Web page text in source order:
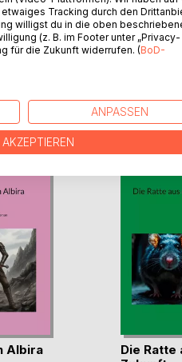
alle. Nicht für jeden ist
ist als in früheren
dieses Büchleins.
TITEL BEI
Albira
Die Ratte
Tracking durch den
willigst du in die oben
(z. B. im Footer unter „Privacy-
für die Zukunft widerrufen. (BoD-
ANPASSEN
AKZEPTIEREN